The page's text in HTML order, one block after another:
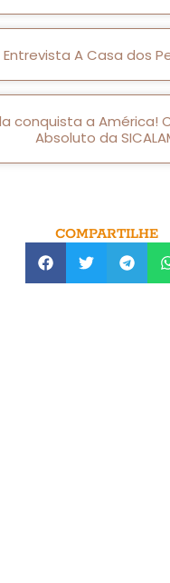
Entrevista A Casa dos
conquista a América!
Absoluto da
COMPARTILHE